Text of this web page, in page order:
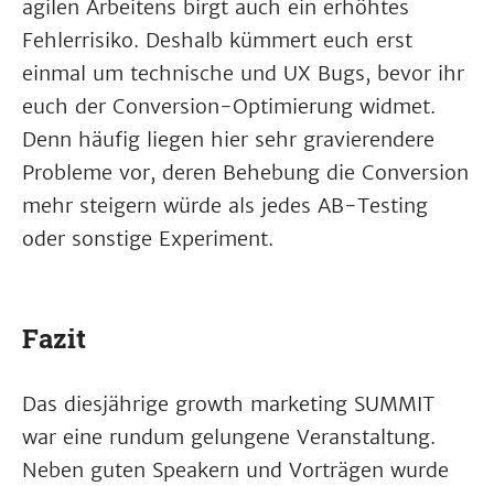
agilen Arbeitens birgt auch ein erhöhtes
Fehlerrisiko. Deshalb kümmert euch erst
einmal um technische und UX Bugs, bevor ihr
euch der Conversion-Optimierung widmet.
Denn häufig liegen hier sehr gravierendere
Probleme vor, deren Behebung die Conversion
mehr steigern würde als jedes AB-Testing
oder sonstige Experiment.
Fazit
Das diesjährige growth marketing SUMMIT
war eine rundum gelungene Veranstaltung.
Neben guten Speakern und Vorträgen wurde